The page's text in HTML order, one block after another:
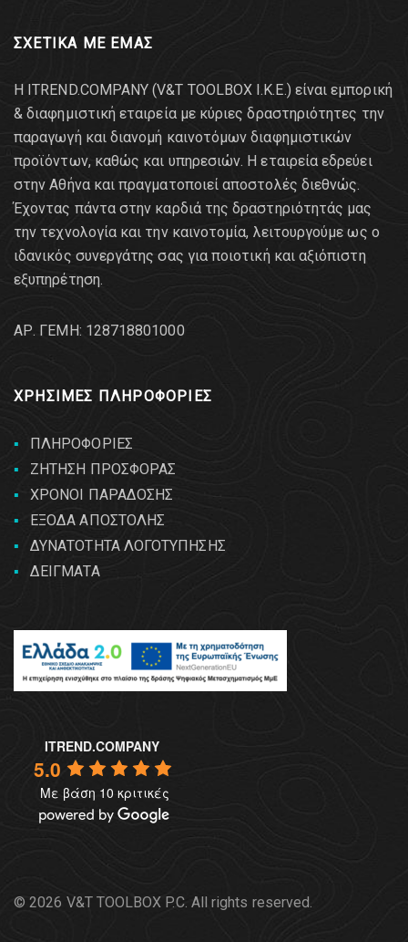
ΣΧΕΤΙΚΑ ΜΕ ΕΜΑΣ
Η ITREND.COMPANY (V&T TOOLBOX Ι.Κ.Ε.) είναι εμπορική
& διαφημιστική εταιρεία με κύριες δραστηριότητες την
παραγωγή και διανομή καινοτόμων διαφημιστικών
προϊόντων, καθώς και υπηρεσιών. Η εταιρεία εδρεύει
στην Αθήνα και πραγματοποιεί αποστολές διεθνώς.
Έχοντας πάντα στην καρδιά της δραστηριότητάς μας
την τεχνολογία και την καινοτομία, λειτουργούμε ως ο
ιδανικός συνεργάτης σας για ποιοτική και αξιόπιστη
εξυπηρέτηση.
AΡ. ΓΕΜΗ: 128718801000
ΧΡΗΣΙΜΕΣ ΠΛΗΡΟΦΟΡΙΕΣ
ΠΛΗΡΟΦΟΡΙΕΣ
ΖΗΤΗΣΗ ΠΡΟΣΦΟΡΑΣ
ΧΡΟΝΟΙ ΠΑΡΑΔΟΣΗΣ
ΕΞΟΔΑ ΑΠΟΣΤΟΛΗΣ
ΔΥΝΑΤΟΤΗΤΑ ΛΟΓΟΤΥΠΗΣΗΣ
ΔΕΙΓΜΑΤΑ
ITREND.COMPANY
5.0
Με βάση 10 κριτικές
© 2026 V&T TOOLBOX P.C. All rights reserved.